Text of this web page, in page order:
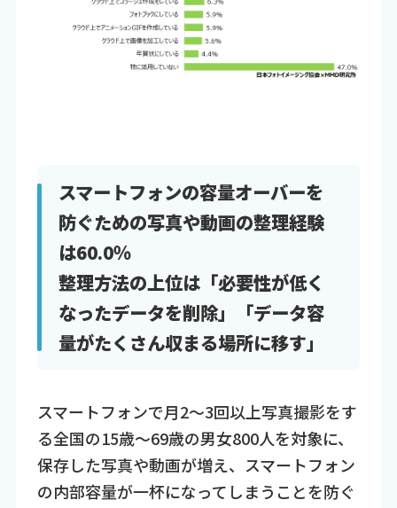
スマートフォンの容量オーバーを
防ぐための写真や動画の整理経験
は60.0％
整理方法の上位は「必要性が低く
なったデータを削除」「データ容
量がたくさん収まる場所に移す」
スマートフォンで月2～3回以上写真撮影をす
る全国の15歳～69歳の男女800人を対象に、
保存した写真や動画が増え、スマートフォン
の内部容量が一杯になってしまうことを防ぐ